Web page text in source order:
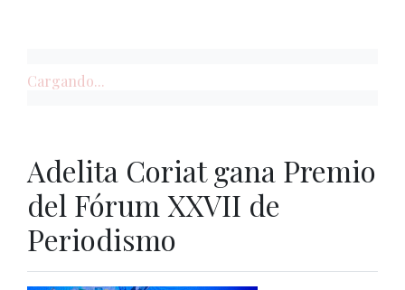
Cargando...
Adelita Coriat gana Premio
del Fórum XXVII de
Periodismo